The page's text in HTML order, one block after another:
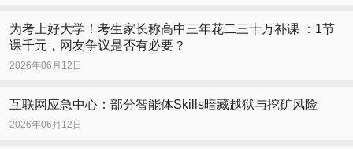
为考上好大学！考生家长称高中三年花二三十万补课 ：1节
课千元，网友争议是否有必要？
2026年06月12日
互联网应急中心：部分智能体Skills暗藏越狱与挖矿风险
2026年06月12日